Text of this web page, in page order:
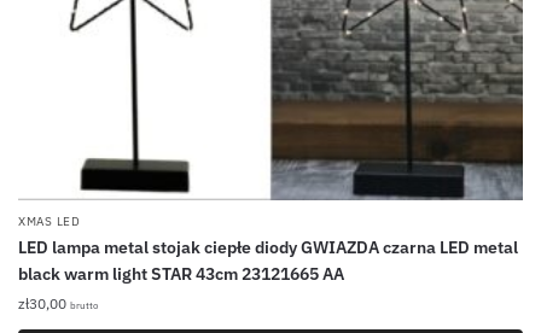
XMAS LED
LED lampa metal stojak ciepłe diody GWIAZDA czarna LED metal
black warm light STAR 43cm 23121665 AA
zł30,00 brutto